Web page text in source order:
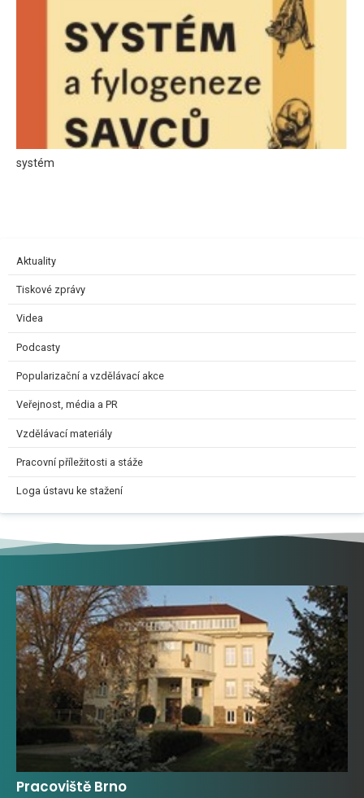
systém
Aktuality
Tiskové zprávy
Videa
Podcasty
Popularizační a vzdělávací akce
Veřejnost, média a PR
Vzdělávací materiály
Pracovní příležitosti a stáže
Loga ústavu ke stažení
Pracoviště Brno